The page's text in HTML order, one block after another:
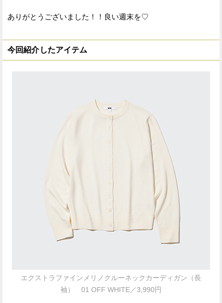
ありがとうございました！！良い週末を♡
今回紹介したアイテム
エクストラファインメリノクルーネックカーディガン（長
袖） 01 OFF WHITE／3,990円